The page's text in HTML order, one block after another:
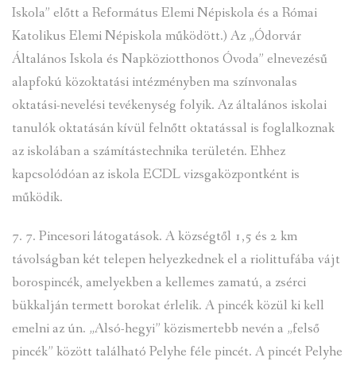
Iskola” előtt a Református Elemi Népiskola és a Római
Katolikus Elemi Népiskola működött.) Az „Ódorvár
Általános Iskola és Napköziotthonos Óvoda” elnevezésű
alapfokú közoktatási intézményben ma színvonalas
oktatási-nevelési tevékenység folyik. Az általános iskolai
tanulók oktatásán kívül felnőtt oktatással is foglalkoznak
az iskolában a számítástechnika területén. Ehhez
kapcsolódóan az iskola ECDL vizsgaközpontként is
működik.
7. 7. Pincesori látogatások. A községtől 1,5 és 2 km
távolságban két telepen helyezkednek el a riolittufába vájt
borospincék, amelyekben a kellemes zamatú, a zsérci
bükkalján termett borokat érlelik. A pincék közül ki kell
emelni az ún. „Alsó-hegyi” közismertebb nevén a „felső
pincék” között található Pelyhe féle pincét. A pincét Pelyhe